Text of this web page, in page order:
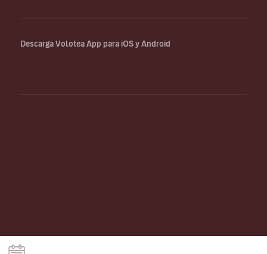
Descarga Volotea App para iOS y Android